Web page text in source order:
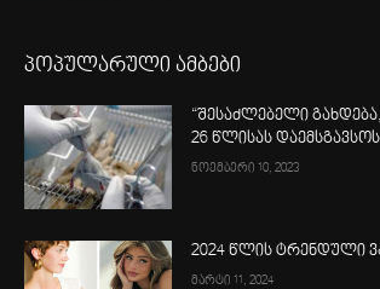
პოპულარული ამბები
“შესაძლებელი
26 წლისას
ნოემბერი 10, 2023
2024 წლის ტრენდული
მარტი 11, 2024